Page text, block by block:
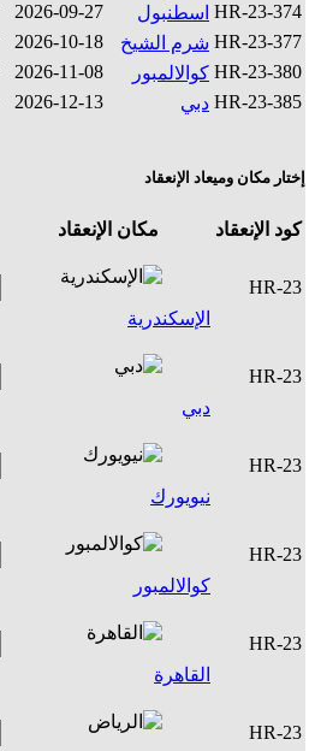
HR-23-374 اسطنبول 2026-09-27
HR-23-377 شرم الشيخ 2026-10-18
HR-23-380 كوالالمبور 2026-11-08
HR-23-385 دبي 2026-12-13
إختار مكان وميعاد الإنعقاد
كود الإنعقاد مكان الإنعقاد
HR-23
الإسكندرية
HR-23
دبي
HR-23
نيويورك
HR-23
كوالالمبور
HR-23
القاهرة
HR-23